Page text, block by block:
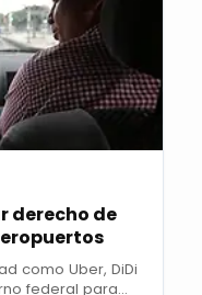
derecho de
como Uber, DiDi
federal para...